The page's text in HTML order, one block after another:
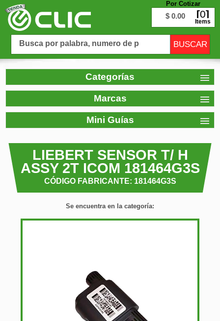
Por Cotizar
$ 0.00 0
Items
Categorías
Marcas
Mini Guías
LIEBERT SENSOR T/ H
ASSY 2T ICOM 181464G3S
CÓDIGO FABRICANTE: 181464G3S
Se encuentra en la categoría: